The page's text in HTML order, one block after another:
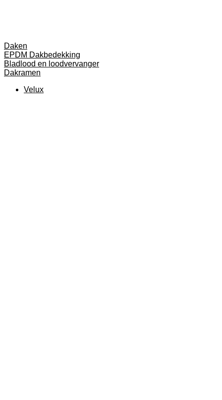
Daken
EPDM Dakbedekking
Bladlood en loodvervanger
Dakramen
Velux